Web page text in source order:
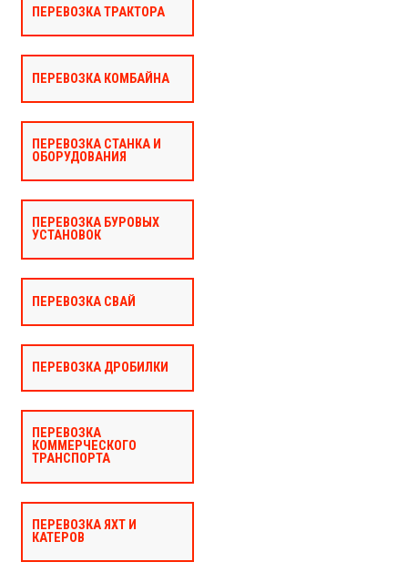
ПЕРЕВОЗКА ТРАКТОРА
ПЕРЕВОЗКА КОМБАЙНА
ПЕРЕВОЗКА СТАНКА И
ОБОРУДОВАНИЯ
ПЕРЕВОЗКА БУРОВЫХ
УСТАНОВОК
ПЕРЕВОЗКА СВАЙ
ПЕРЕВОЗКА ДРОБИЛКИ
ПЕРЕВОЗКА
КОММЕРЧЕСКОГО
ТРАНСПОРТА
ПЕРЕВОЗКА ЯХТ И
КАТЕРОВ